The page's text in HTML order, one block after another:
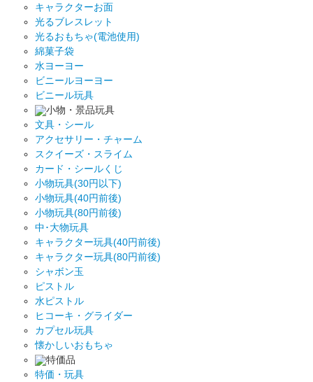
キャラクターお面
光るブレスレット
光るおもちゃ(電池使用)
綿菓子袋
水ヨーヨー
ビニールヨーヨー
ビニール玩具
小物・景品玩具
文具・シール
アクセサリー・チャーム
スクイーズ・スライム
カード・シールくじ
小物玩具(30円以下)
小物玩具(40円前後)
小物玩具(80円前後)
中･大物玩具
キャラクター玩具(40円前後)
キャラクター玩具(80円前後)
シャボン玉
ピストル
水ピストル
ヒコーキ・グライダー
カプセル玩具
懐かしいおもちゃ
特価品
特価・玩具